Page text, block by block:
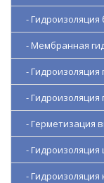
- Гидроизоляция
- Мембранная
- Гидроизоляция
- Гидроизоляция
- Герметизация
- Гидроизоляция
- Гидроизоляция